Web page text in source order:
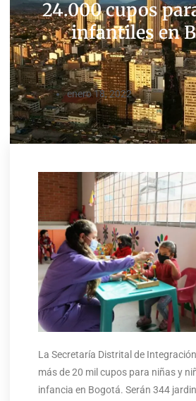
24.000 cupos
infantiles en
enero 18, 2022
La Secretaría Distrital de
más de 20 mil cupos para niñas y
infancia en Bogotá. Serán 344